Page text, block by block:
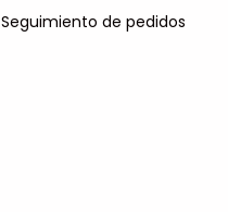
Seguimiento de pedidos